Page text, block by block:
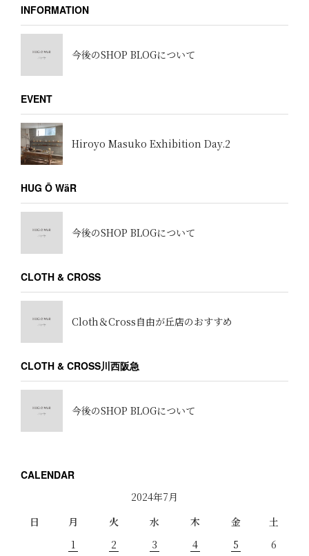
INFORMATION
今後のSHOP BLOGについて
EVENT
Hiroyo Masuko Exhibition Day.2
HUG Ō WäR
今後のSHOP BLOGについて
CLOTH & CROSS
Cloth＆Cross自由が丘店のおすすめ
CLOTH & CROSS川西阪急
今後のSHOP BLOGについて
CALENDAR
2024年7月
日
月 火 水 木 金
土
1
2 3 4 5
6